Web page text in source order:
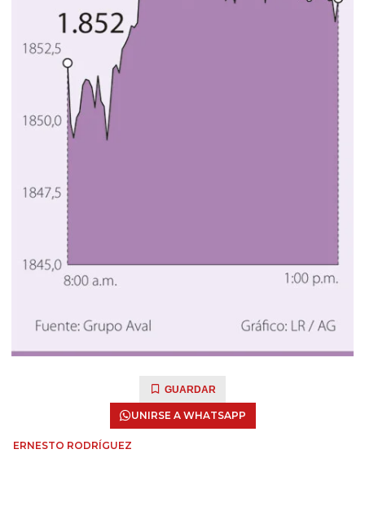
GUARDAR
UNIRSE A WHATSAPP
ERNESTO RODRÍGUEZ